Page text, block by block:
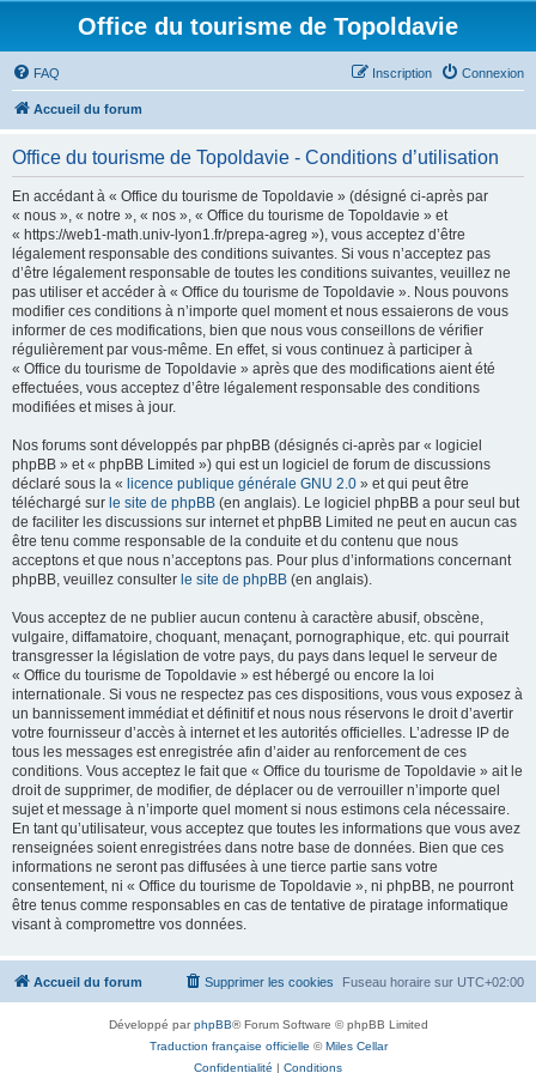
Office du tourisme de Topoldavie
FAQ Connexion
Inscription
Accueil du forum
Office du tourisme de Topoldavie - Conditions d’utilisation
En accédant à « Office du tourisme de Topoldavie » (désigné ci-après par
« nous », « notre », « nos », « Office du tourisme de Topoldavie » et
« https://web1-math.univ-lyon1.fr/prepa-agreg »), vous acceptez d’être
légalement responsable des conditions suivantes. Si vous n’acceptez pas
d’être légalement responsable de toutes les conditions suivantes, veuillez ne
pas utiliser et accéder à « Office du tourisme de Topoldavie ». Nous pouvons
modifier ces conditions à n’importe quel moment et nous essaierons de vous
informer de ces modifications, bien que nous vous conseillons de vérifier
régulièrement par vous-même. En effet, si vous continuez à participer à
« Office du tourisme de Topoldavie » après que des modifications aient été
effectuées, vous acceptez d’être légalement responsable des conditions
modifiées et mises à jour.
Nos forums sont développés par phpBB (désignés ci-après par « logiciel
phpBB » et « phpBB Limited ») qui est un logiciel de forum de discussions
déclaré sous la « licence publique générale GNU 2.0 » et qui peut être
téléchargé sur le site de phpBB (en anglais). Le logiciel phpBB a pour seul but
de faciliter les discussions sur internet et phpBB Limited ne peut en aucun cas
être tenu comme responsable de la conduite et du contenu que nous
acceptons et que nous n’acceptons pas. Pour plus d’informations concernant
phpBB, veuillez consulter le site de phpBB (en anglais).
Vous acceptez de ne publier aucun contenu à caractère abusif, obscène,
vulgaire, diffamatoire, choquant, menaçant, pornographique, etc. qui pourrait
transgresser la législation de votre pays, du pays dans lequel le serveur de
« Office du tourisme de Topoldavie » est hébergé ou encore la loi
internationale. Si vous ne respectez pas ces dispositions, vous vous exposez à
un bannissement immédiat et définitif et nous nous réservons le droit d’avertir
votre fournisseur d’accès à internet et les autorités officielles. L’adresse IP de
tous les messages est enregistrée afin d’aider au renforcement de ces
conditions. Vous acceptez le fait que « Office du tourisme de Topoldavie » ait le
droit de supprimer, de modifier, de déplacer ou de verrouiller n’importe quel
sujet et message à n’importe quel moment si nous estimons cela nécessaire.
En tant qu’utilisateur, vous acceptez que toutes les informations que vous avez
renseignées soient enregistrées dans notre base de données. Bien que ces
informations ne seront pas diffusées à une tierce partie sans votre
consentement, ni « Office du tourisme de Topoldavie », ni phpBB, ne pourront
être tenus comme responsables en cas de tentative de piratage informatique
visant à compromettre vos données.
Accueil du forum Fuseau horaire sur UTC+02:00
Supprimer les cookies
Développé parphpBB® Forum Software © phpBB Limited
Traduction française officielle ©Miles Cellar
Confidentialité | Conditions